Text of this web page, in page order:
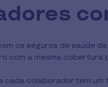
os seguros de saúde
com a mesma
colaborador tem um